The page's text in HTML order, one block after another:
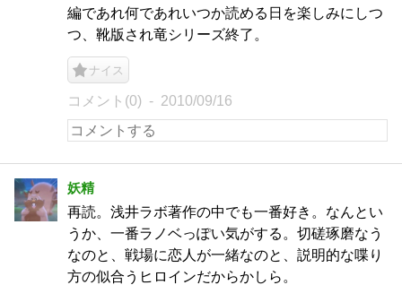
編であれ何であれいつか読める日を楽しみにしつ
つ、靴版され竜シリーズ終了。
ナイス
コメント(0) 2010/09/16
妖精
再読。浅井ラボ著作の中でも一番好き。なんとい
うか、一番ラノベっぽい気がする。切磋琢磨なう
なのと、戦場に恋人が一緒なのと、説明的な喋り
方の似合うヒロインだからかしら。